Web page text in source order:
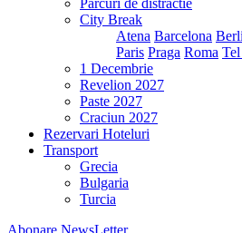
Parcuri de distractie
City Break
Atena Barcelona
Paris Praga Roma
1 Decembrie
Revelion 2027
Paste 2027
Craciun 2027
Rezervari Hoteluri
Transport
Grecia
Bulgaria
Turcia
Abonare NewsLetter